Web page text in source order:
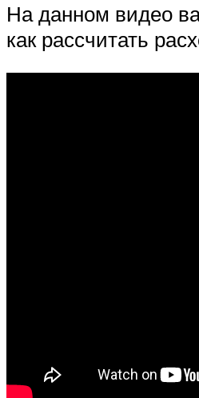
На данном видео
как рассчитать